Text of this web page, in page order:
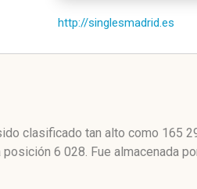
http://singlesmadrid.es
clasificado tan alto como 165
6 028. Fue almacenada